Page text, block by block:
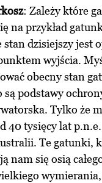
: Zależy które
na przykład
dzisiejszy jest
wyjścia.
obecny stan
podstawy
Tylko że
40 tysięcy lat
Te gatunki,
nam się osią